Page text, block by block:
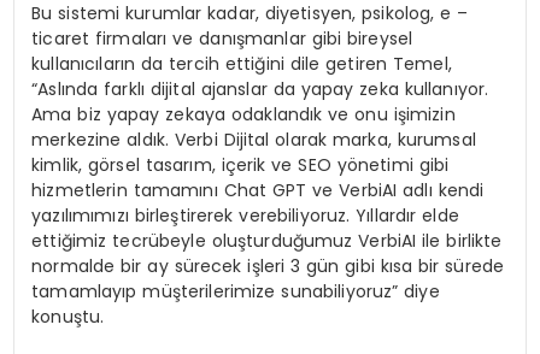
Bu sistemi kurumlar kadar, diyetisyen, psikolog, e –
ticaret firmaları ve danışmanlar gibi bireysel
kullanıcıların da tercih ettiğini dile getiren Temel,
“Aslında farklı dijital ajanslar da yapay zeka kullanıyor.
Ama biz yapay zekaya odaklandık ve onu işimizin
merkezine aldık. Verbi Dijital olarak marka, kurumsal
kimlik, görsel tasarım, içerik ve SEO yönetimi gibi
hizmetlerin tamamını Chat GPT ve VerbiAI adlı kendi
yazılımımızı birleştirerek verebiliyoruz. Yıllardır elde
ettiğimiz tecrübeyle oluşturduğumuz VerbiAI ile birlikte
normalde bir ay sürecek işleri 3 gün gibi kısa bir sürede
tamamlayıp müşterilerimize sunabiliyoruz” diye
konuştu.